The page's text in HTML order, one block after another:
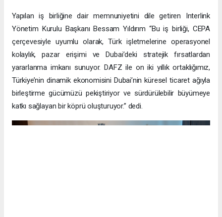
Yapılan iş birliğine dair memnuniyetini dile getiren Interlink
Yönetim Kurulu Başkanı Bessam Yıldırım “Bu iş birliği, CEPA
çerçevesiyle uyumlu olarak, Türk işletmelerine operasyonel
kolaylık, pazar erişimi ve Dubai’deki stratejik fırsatlardan
yararlanma imkanı sunuyor. DAFZ ile on iki yıllık ortaklığımız,
Türkiye’nin dinamik ekonomisini Dubai’nin küresel ticaret ağıyla
birleştirme gücümüzü pekiştiriyor ve sürdürülebilir büyümeye
katkı sağlayan bir köprü oluşturuyor.” dedi.